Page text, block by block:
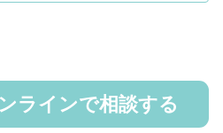
ラインで相談する